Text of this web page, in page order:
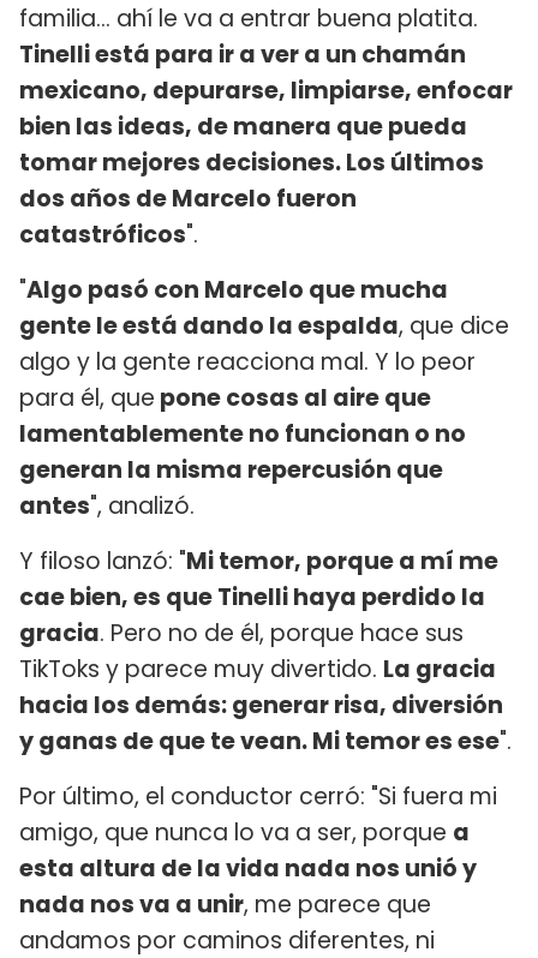
familia... ahí le va a entrar buena platita.
Tinelli está para ir a ver a un chamán
mexicano, depurarse, limpiarse, enfocar
bien las ideas, de manera que pueda
tomar mejores decisiones. Los últimos
dos años de Marcelo fueron
catastróficos".
"Algo pasó con Marcelo que mucha
gente le está dando la espalda, que dice
algo y la gente reacciona mal. Y lo peor
para él, que pone cosas al aire que
lamentablemente no funcionan o no
generan la misma repercusión que
antes", analizó.
Y filoso lanzó: "Mi temor, porque a mí me
cae bien, es que Tinelli haya perdido la
gracia. Pero no de él, porque hace sus
TikToks y parece muy divertido. La gracia
hacia los demás: generar risa, diversión
y ganas de que te vean. Mi temor es ese".
Por último, el conductor cerró: "Si fuera mi
amigo, que nunca lo va a ser, porque a
esta altura de la vida nada nos unió y
nada nos va a unir, me parece que
andamos por caminos diferentes, ni